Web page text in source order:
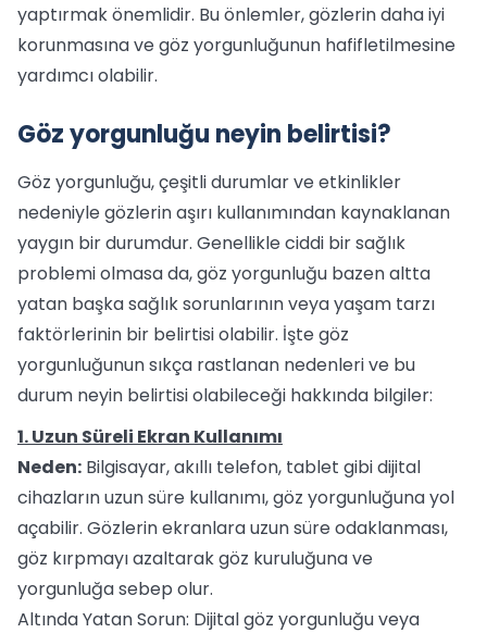
yaptırmak önemlidir. Bu önlemler, gözlerin daha iyi
korunmasına ve göz yorgunluğunun hafifletilmesine
yardımcı olabilir.
Göz yorgunluğu neyin belirtisi?
Göz yorgunluğu, çeşitli durumlar ve etkinlikler
nedeniyle gözlerin aşırı kullanımından kaynaklanan
yaygın bir durumdur. Genellikle ciddi bir sağlık
problemi olmasa da, göz yorgunluğu bazen altta
yatan başka sağlık sorunlarının veya yaşam tarzı
faktörlerinin bir belirtisi olabilir. İşte göz
yorgunluğunun sıkça rastlanan nedenleri ve bu
durum neyin belirtisi olabileceği hakkında bilgiler:
1. Uzun Süreli Ekran Kullanımı
Neden: Bilgisayar, akıllı telefon, tablet gibi dijital
cihazların uzun süre kullanımı, göz yorgunluğuna yol
açabilir. Gözlerin ekranlara uzun süre odaklanması,
göz kırpmayı azaltarak göz kuruluğuna ve
yorgunluğa sebep olur.
Altında Yatan Sorun: Dijital göz yorgunluğu veya